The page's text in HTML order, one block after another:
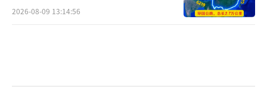
2026-08-09 13:14:56